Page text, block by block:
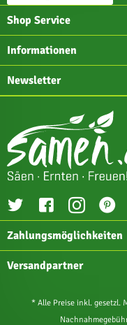
Shop Service
Informationen
Newsletter
Zahlungsmöglichkeiten
Versandpartner
* Alle Preise inkl. gesetzl.